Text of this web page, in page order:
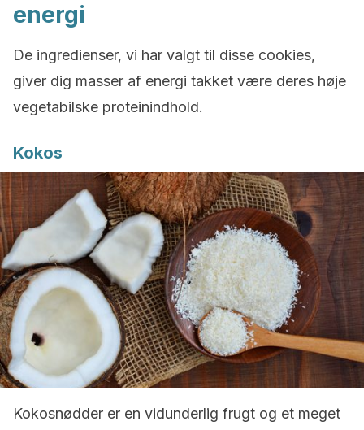
energi
De ingredienser, vi har valgt til disse cookies,
giver dig masser af energi takket være deres høje
vegetabilske proteinindhold.
Kokos
Kokosnødder er en vidunderlig frugt og et meget